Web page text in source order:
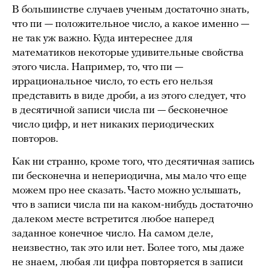
В большинстве случаев ученым достаточно знать,
что пи — положительное число, а какое именно —
не так уж важно. Куда интереснее для
математиков некоторые удивительные свойства
этого числа. Например, то, что пи —
иррациональное число, то есть его нельзя
представить в виде дроби, а из этого следует, что
в десятичной записи числа пи — бесконечное
число цифр, и нет никаких периодических
повторов.
Как ни странно, кроме того, что десятичная запись
пи бесконечна и непериодична, мы мало что еще
можем про нее сказать. Часто можно услышать,
что в записи числа пи на каком-нибудь достаточно
далеком месте встретится любое наперед
заданное конечное число. На самом деле,
неизвестно, так это или нет. Более того, мы даже
не знаем, любая ли цифра повторяется в записи